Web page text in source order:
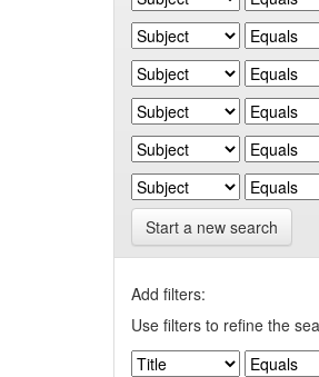
Start a new search
Add filters:
Use filters to refine the